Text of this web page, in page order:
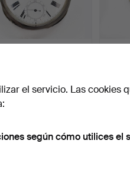
A
1 puja
el servicio. Las cookies
según cómo utilices el